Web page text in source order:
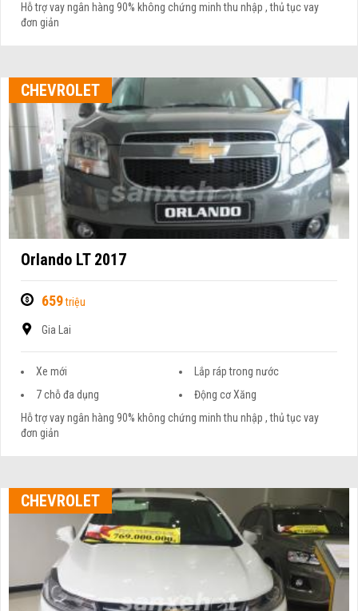
Hỗ trợ vay ngân hàng 90% không chứng minh thu nhập , thủ tục vay
đơn giản
CHEVROLET
Orlando LT 2017
659triệu
Gia Lai
Xe mới
Lắp ráp trong nước
7 chỗ đa dụng
Động cơ Xăng
Hỗ trợ vay ngân hàng 90% không chứng minh thu nhập , thủ tục vay
đơn giản
CHEVROLET